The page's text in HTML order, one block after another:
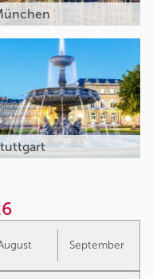
September